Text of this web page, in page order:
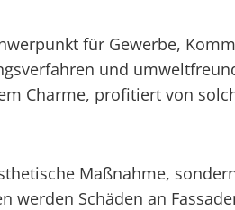
für Gewerbe,
und
Charme, profitiert von
Maßnahme,
Schäden an